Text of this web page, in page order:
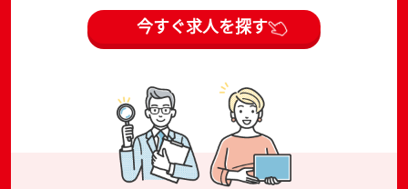
今すぐ求人を探す